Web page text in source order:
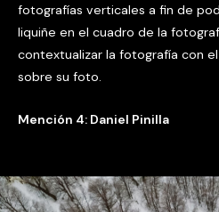
fotografías verticales a fin de
liquiñe en el cuadro de la
contextualizar la fotografía con
sobre su foto.
Mención 4: Daniel Pinilla